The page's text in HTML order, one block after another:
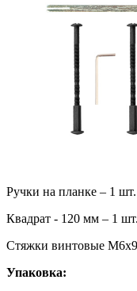
Ручки на планке – 1 шт.
Квадрат - 120 мм – 1 шт.
Стяжки винтовые
Упаковка: